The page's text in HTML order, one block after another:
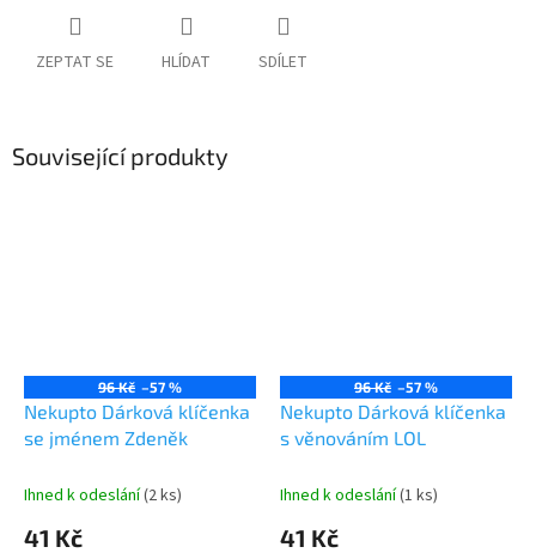
ZEPTAT SE HLÍDAT SDÍLET
Související produkty
96 Kč –57 %
Nekupto Dárková klíčenka
se jménem Zdeněk
Ihned k odeslání(2 ks)
41 Kč
96 Kč –57 %
Nekupto Dárková klíčenka
s věnováním LOL
Ihned k odeslání(1 ks)
41 Kč